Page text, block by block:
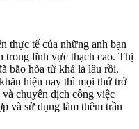
thực tế của những anh bạn
trong lĩnh vực thạch cao. Thị
bão hòa từ khá là lâu rồi.
hiện nay thì mọi thứ trở
chuyển dịch công việc
và sử dụng làm thêm trần